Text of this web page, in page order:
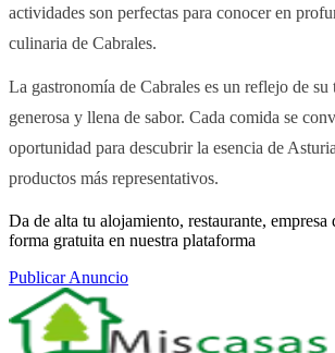
actividades son perfectas para conocer en
culinaria de Cabrales.
La gastronomía de Cabrales es un reflejo de
generosa y llena de sabor. Cada comida se
oportunidad para descubrir la esencia de
productos más representativos.
Da de alta tu alojamiento, restaurante, empresa
forma gratuita en nuestra plataforma
Publicar Anuncio